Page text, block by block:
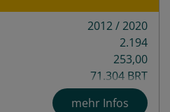
2012 / 2020
2.194
253,00
71.304 BRT
14
mehr Infos